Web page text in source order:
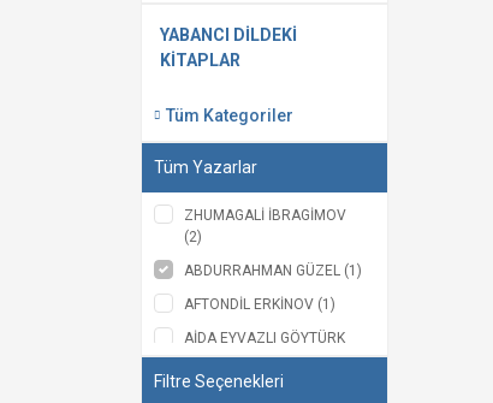
YABANCI DİLDEKİ
KİTAPLAR
Tüm Kategoriler
Tüm Yazarlar
ZHUMAGALİ İBRAGİMOV
(2)
ABDURRAHMAN GÜZEL (1)
AFTONDİL ERKİNOV (1)
AİDA EYVAZLI GÖYTÜRK
(1)
Balkıya Kasım (1)
Filtre Seçenekleri